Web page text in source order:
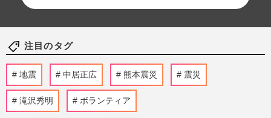
注目のタグ
地震 中居正広 熊本震災 震災
滝沢秀明 ボランティア